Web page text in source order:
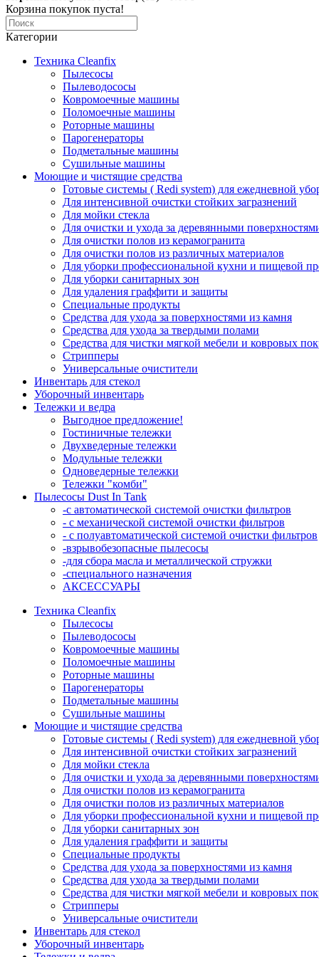
Корзина покупок пуста!
Категории
Техника Cleanfix
Пылесосы
Пылеводососы
Ковромоечные машины
Поломоечные машины
Роторные машины
Парогенераторы
Подметальные машины
Сушильные машины
Моющие и чистящие средства
Готовые системы ( Redi system) для ежедневной
Для интенсивной очистки стойких загразнений
Для мойки стекла
Для очистки и ухода за деревянными
Для очистки полов из керамогранита
Для очистки полов из различных материалов
Для уборки профессиональной кухни и пищевой
Для уборки санитарных зон
Для удаления граффити и защиты
Специальные продукты
Средства для ухода за поверхностями из камня
Средства для ухода за твердыми полами
Средства для чистки мягкой мебели и ковровых
Стрипперы
Универсальные очистители
Инвентарь для стекол
Уборочный инвентарь
Тележки и ведра
Выгодное предложение!
Гостиничные тележки
Двухведерные тележки
Модульные тележки
Одноведерные тележки
Тележки "комби"
Пылесосы Dust In Tank
-с автоматической системой очистки фильтров
- с механической системой очистки фильтров
- с полуавтоматической системой очистки фильтров
-взрывобезопасные пылесосы
-для сбора масла и металлической стружки
-специального назначения
АКСЕССУАРЫ
Техника Cleanfix
Пылесосы
Пылеводососы
Ковромоечные машины
Поломоечные машины
Роторные машины
Парогенераторы
Подметальные машины
Сушильные машины
Моющие и чистящие средства
Готовые системы ( Redi system) для ежедневной
Для интенсивной очистки стойких загразнений
Для мойки стекла
Для очистки и ухода за деревянными
Для очистки полов из керамогранита
Для очистки полов из различных материалов
Для уборки профессиональной кухни и пищевой
Для уборки санитарных зон
Для удаления граффити и защиты
Специальные продукты
Средства для ухода за поверхностями из камня
Средства для ухода за твердыми полами
Средства для чистки мягкой мебели и ковровых
Стрипперы
Универсальные очистители
Инвентарь для стекол
Уборочный инвентарь